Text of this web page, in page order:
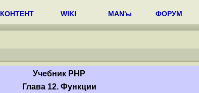
КОНТЕНТ WIKI MAN'ы ФОРУМ
Учебник PHP
Глава 12. Функции